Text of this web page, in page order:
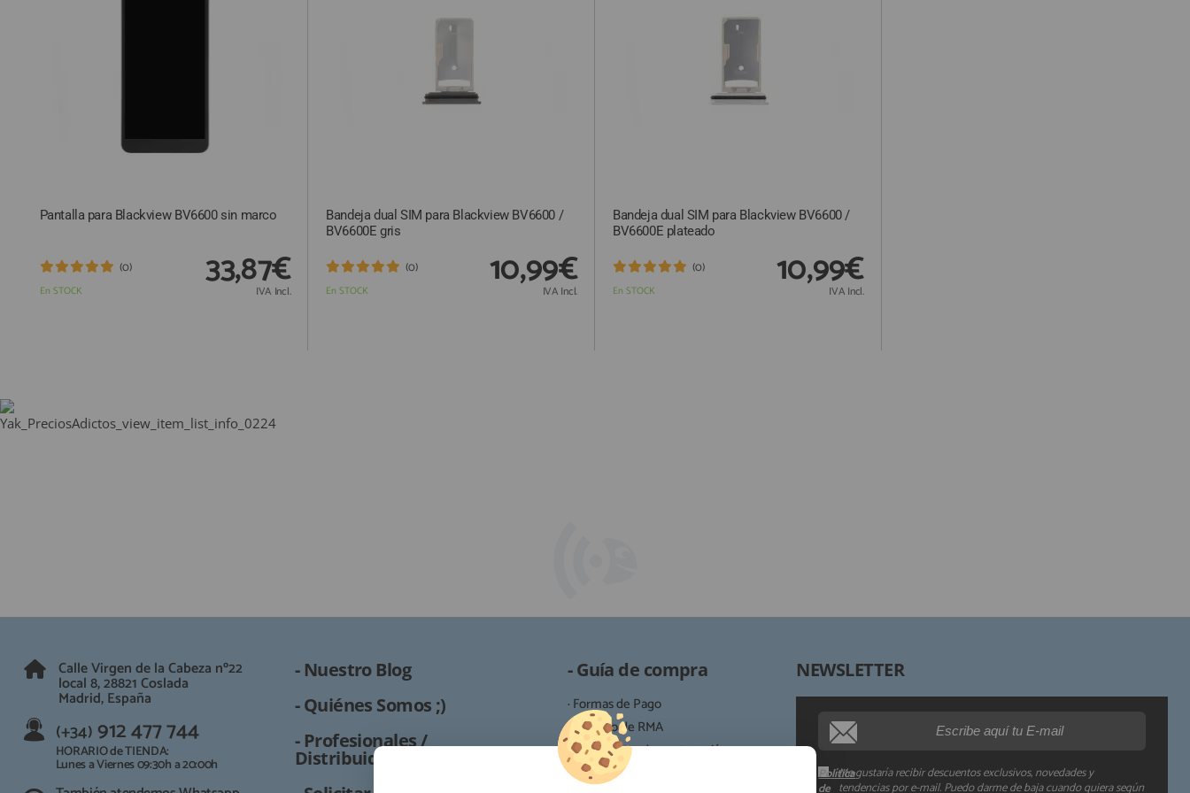
SOLICITAR REPARACIÓN
TOP VENTAS REPUESTOS
GUÍA DE COMPRA
Pantalla para Blackview BV6600 sin marco
En STOCK
(0) 33,87€
IVA Incl.
Bandeja dual SIM para Blackview BV6600 /
BV6600E gris
En STOCK
(0) 10,99€
IVA Incl.
Bandeja dual SIM para Blackview BV6600 /
BV6600E plateado
En STOCK
(0) 10,99€
IVA Incl.
Calle Virgen de la Cabeza nº22
local 8, 28821 Coslada
Madrid, España
(+34) 912 477 744
HORARIO de TIENDA:
Lunes a Viernes 09:30h a 20:00h
- Nuestro Blog
- Quiénes Somos ;)
- Profesionales /
Distribuidor
- Guía de compra
· Formas de Pago
· Proceso de RMA
· Condiciones de contratación
· Política de devoluciones
NEWSLETTER
Me gustaría recibir descuentos exclusivos, novedades y
tendencias por e-mail. Puedo darme de baja cuando quiera según
Política
de
Derechos:
Información adicional: